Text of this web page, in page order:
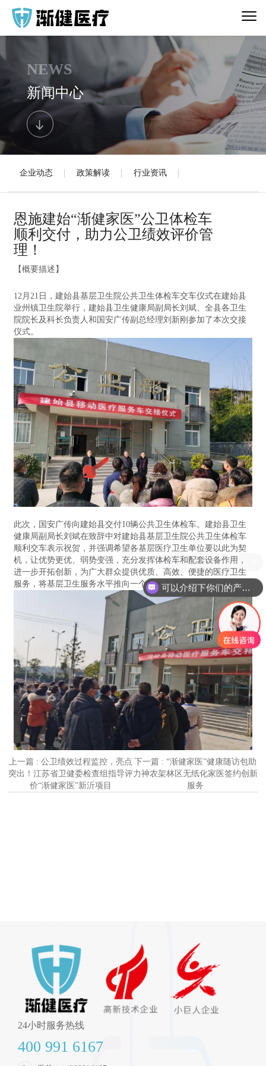
NEWS
新闻中心
企业动态 政策解读 行业资讯
恩施建始“渐健家医”公卫体检车
顺利交付，助力公卫绩效评价管
理！
【概要描述】
12月21日，建始县基层卫生院公共卫生体检车交车仪式在建始县
业州镇卫生院举行，建始县卫生健康局副局长刘斌、全县各卫生
院院长及科长负责人和国安广传副总经理刘新刚参加了本次交接
仪式。
此次，国安广传向建始县交付10辆公共卫生体检车。建始县卫生
健康局副局长刘斌在致辞中对建始县基层卫生院公共卫生体检车
顺利交车表示祝贺，并强调希望各基层医疗卫生单位要以此为契
机，让优势更优、弱势变强，充分发挥体检车和配套设备作用，
进一步开拓创新，为广大群众提供优质、高效、便捷的医疗卫生
服务，将基层卫生服务水平推向一个新的高度。
上一篇 : 公卫绩效过程监控，亮点
突出！江苏省卫健委检查组指导评
价“渐健家医”新沂项目
下一篇 : “渐健家医”健康随访包助
力神农架林区无纸化家医签约创新
服务
24小时服务热线
400 991 6167
可以介绍下你们的产品么？